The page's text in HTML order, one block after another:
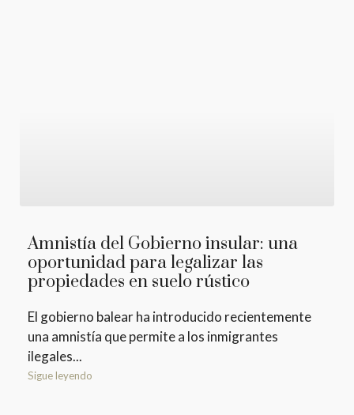
Amnistía del Gobierno insular: una
oportunidad para legalizar las
propiedades en suelo rústico
El gobierno balear ha introducido recientemente
una amnistía que permite a los inmigrantes
ilegales...
Sigue leyendo